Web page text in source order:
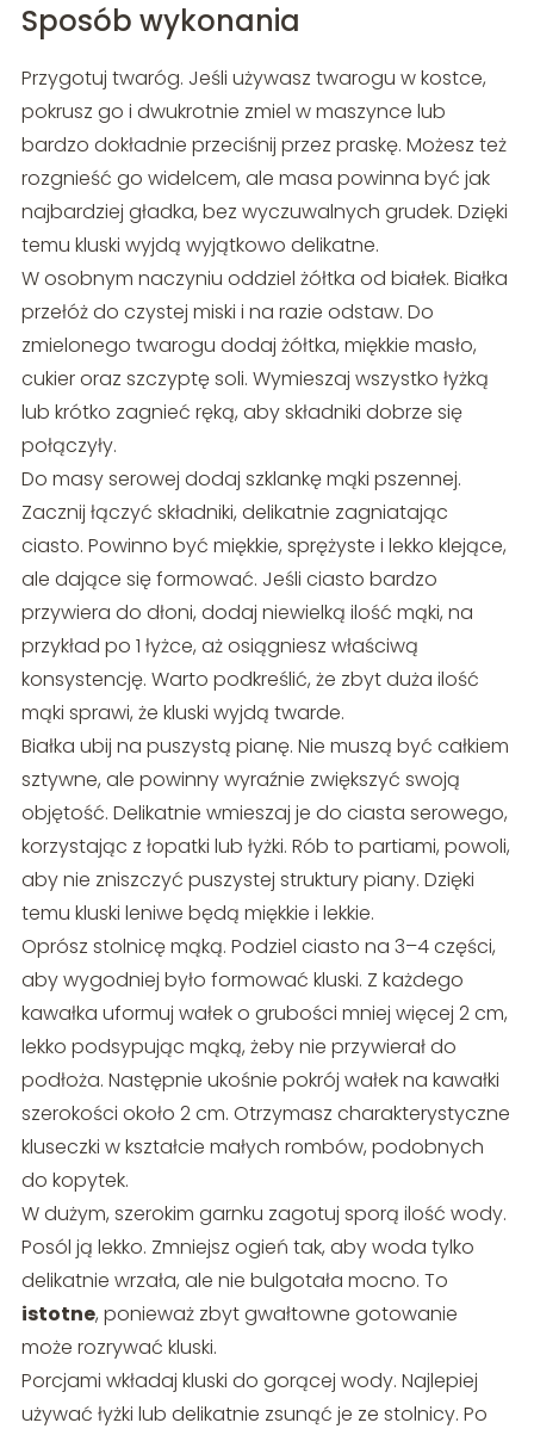
Sposób wykonania
Przygotuj twaróg. Jeśli używasz twarogu w kostce,
pokrusz go i dwukrotnie zmiel w maszynce lub
bardzo dokładnie przeciśnij przez praskę. Możesz też
rozgnieść go widelcem, ale masa powinna być jak
najbardziej gładka, bez wyczuwalnych grudek. Dzięki
temu kluski wyjdą wyjątkowo delikatne.
W osobnym naczyniu oddziel żółtka od białek. Białka
przełóż do czystej miski i na razie odstaw. Do
zmielonego twarogu dodaj żółtka, miękkie masło,
cukier oraz szczyptę soli. Wymieszaj wszystko łyżką
lub krótko zagnieć ręką, aby składniki dobrze się
połączyły.
Do masy serowej dodaj szklankę mąki pszennej.
Zacznij łączyć składniki, delikatnie zagniatając
ciasto. Powinno być miękkie, sprężyste i lekko klejące,
ale dające się formować. Jeśli ciasto bardzo
przywiera do dłoni, dodaj niewielką ilość mąki, na
przykład po 1 łyżce, aż osiągniesz właściwą
konsystencję. Warto podkreślić, że zbyt duża ilość
mąki sprawi, że kluski wyjdą twarde.
Białka ubij na puszystą pianę. Nie muszą być całkiem
sztywne, ale powinny wyraźnie zwiększyć swoją
objętość. Delikatnie wmieszaj je do ciasta serowego,
korzystając z łopatki lub łyżki. Rób to partiami, powoli,
aby nie zniszczyć puszystej struktury piany. Dzięki
temu kluski leniwe będą miękkie i lekkie.
Oprósz stolnicę mąką. Podziel ciasto na 3–4 części,
aby wygodniej było formować kluski. Z każdego
kawałka uformuj wałek o grubości mniej więcej 2 cm,
lekko podsypując mąką, żeby nie przywierał do
podłoża. Następnie ukośnie pokrój wałek na kawałki
szerokości około 2 cm. Otrzymasz charakterystyczne
kluseczki w kształcie małych rombów, podobnych
do kopytek.
W dużym, szerokim garnku zagotuj sporą ilość wody.
Posól ją lekko. Zmniejsz ogień tak, aby woda tylko
delikatnie wrzała, ale nie bulgotała mocno. To
istotne, ponieważ zbyt gwałtowne gotowanie
może rozrywać kluski.
Porcjami wkładaj kluski do gorącej wody. Najlepiej
używać łyżki lub delikatnie zsunąć je ze stolnicy. Po